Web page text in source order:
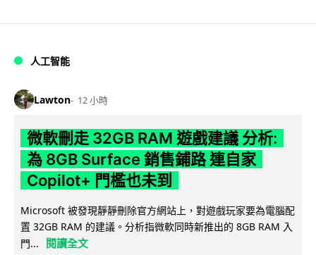
人工智能
Lawton 12 小時
微軟刪走 32GB RAM 遊戲建議 分析:
為 8GB Surface 銷售鋪路 連自家
Copilot+ 門檻也未到
Microsoft 被發現靜靜刪除官方網站上，對遊戲玩家要為電腦配
置 32GB RAM 的建議。分析指微軟同時新推出的 8GB RAM 入
門...
閱讀全文